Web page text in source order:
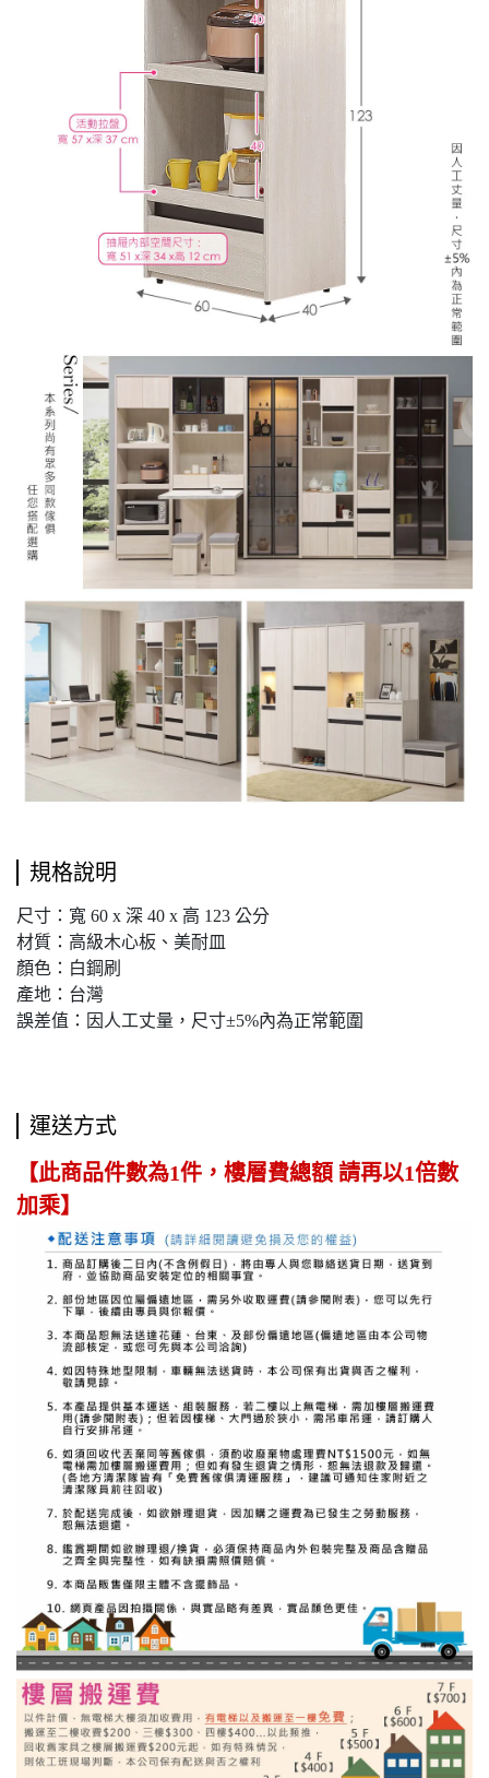
規格說明
尺寸：寬 60 x 深 40 x 高 123 公分
材質：高級木心板、美耐皿
顏色：白鋼刷
產地：台灣
誤差值：因人工丈量，尺寸±5%內為正常範圍
運送方式
【此商品件數為1件，樓層費總額 請再以1倍數
加乘】